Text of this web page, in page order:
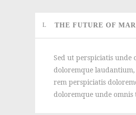
THE FUTURE OF
Sed ut perspiciatis unde
doloremque
rem perspiciatis
doloremque unde omnis